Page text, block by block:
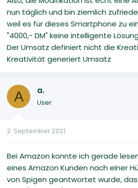
nun täglich und bin ziemlich
weil es für dieses Smartphone zu
"4000,- DM" keine intelligente
Der Umsatz definiert nicht die
Kreativität generiert Umsatz
A a.
User
2. September 2021
Bei Amazon konnte ich gerade
eines Amazon Kunden nach einer
von Spigen geantwortet wurde, das